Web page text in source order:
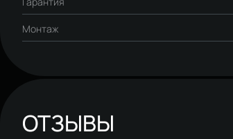
Монтаж
ОТЗЫВЫ